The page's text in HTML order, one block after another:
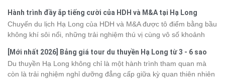
Hành trình đầy ắp tiếng cười của HDH và M&A tại Hạ Long
Chuyến du lịch Hạ Long của HDH và M&A được tô điểm bằng bầu
không khí sôi nổi, những trải nghiệm thú vị cùng vô số khoảnh
phút giây đồng hành bên nhau, tất cả đã tạo nên một chuyến đi
tràn đầy cảm xúc và dấu ấn khó quên.
[Mới nhất 2026] Bảng giá tour du thuyền Hạ Long từ 3 - 6 sao
Du thuyền Hạ Long không chỉ là một hành trình tham quan mà
còn là trải nghiệm nghỉ dưỡng đẳng cấp giữa kỳ quan thiên nhiên